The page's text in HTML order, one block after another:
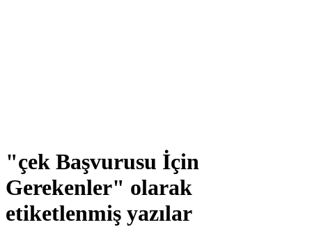
"çek Başvurusu İçin
Gerekenler" olarak
etiketlenmiş yazılar